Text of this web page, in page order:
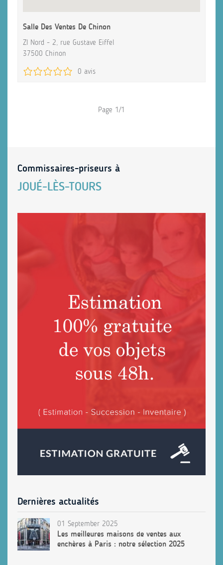
Salle Des Ventes De Chinon
ZI Nord - 2, rue Gustave Eiffel
37500 Chinon
0 avis
Page 1/1
Commissaires-priseurs à
JOUÉ-LÈS-TOURS
Dernières actualités
01 September 2025
Les meilleures maisons de ventes aux
enchères à Paris : notre sélection 2025